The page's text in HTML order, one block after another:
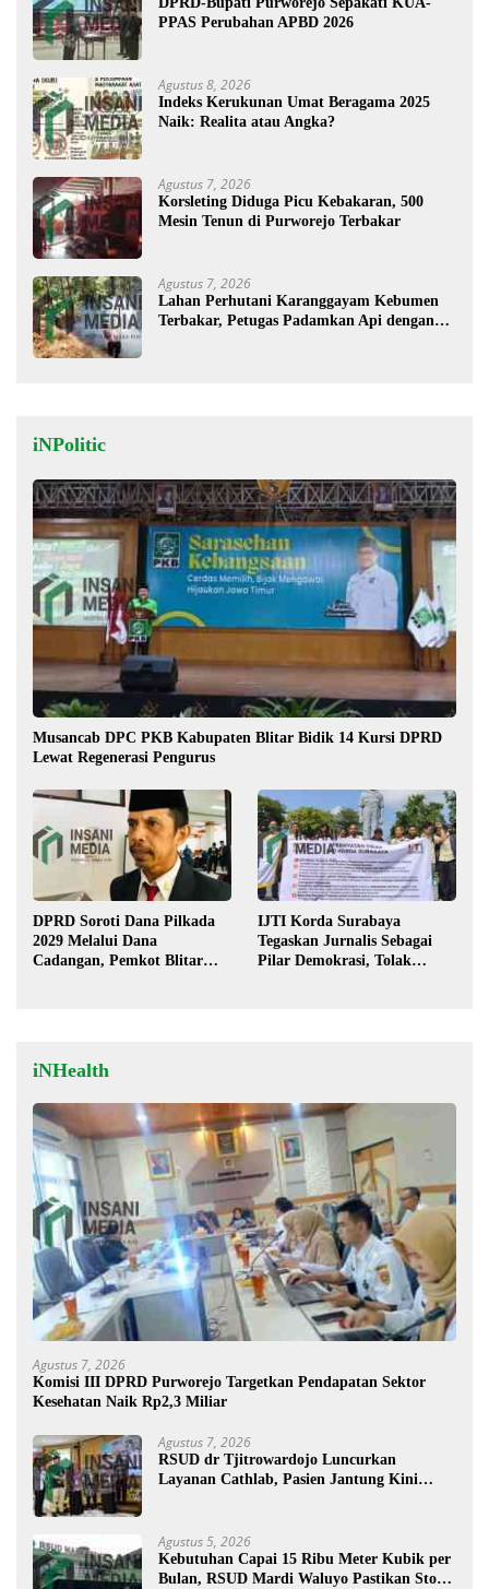
PPAS Perubahan APBD 2026
Agustus 8, 2026
Indeks Kerukunan Umat Beragama 2025
Naik: Realita atau Angka?
Agustus 7, 2026
Korsleting Diduga Picu Kebakaran, 500
Mesin Tenun di Purworejo Terbakar
Agustus 7, 2026
Lahan Perhutani Karanggayam Kebumen
Terbakar, Petugas Padamkan Api dengan
iNPolitic
Musancab DPC PKB Kabupaten Blitar Bidik 14 Kursi DPRD
Lewat Regenerasi Pengurus
DPRD Soroti Dana Pilkada
2029 Melalui Dana
Cadangan, Pemkot Blitar
IJTI Korda Surabaya
Tegaskan Jurnalis Sebagai
Pilar Demokrasi, Tolak
iNHealth
Agustus 7, 2026
Komisi III DPRD Purworejo Targetkan Pendapatan Sektor
Kesehatan Naik Rp2,3 Miliar
Agustus 7, 2026
RSUD dr Tjitrowardojo Luncurkan
Layanan Cathlab, Pasien Jantung Kini
Agustus 5, 2026
Kebutuhan Capai 15 Ribu Meter Kubik per
Bulan, RSUD Mardi Waluyo Pastikan Stok